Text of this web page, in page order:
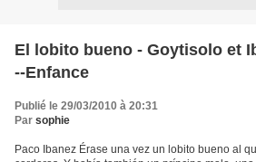
El lobito bueno - Goytisolo et
--Enfance
Publié le 29/03/2010 à 20:31
Par sophie
Paco Ibanez Érase una vez un lobito bueno al